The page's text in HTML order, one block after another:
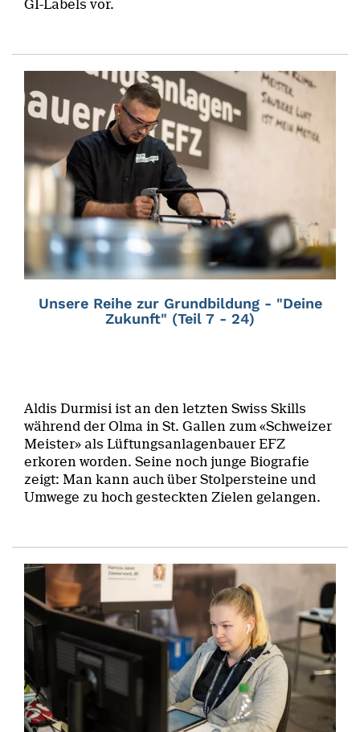
GI-Labels vor.
Unsere Reihe zur Grundbildung - "Deine
Zukunft" (Teil 7 - 24)
Aldis Durmisi ist an den letzten Swiss Skills
während der Olma in St. Gallen zum «Schweizer
Meister» als Lüftungsanlagenbauer EFZ
erkoren worden. Seine noch junge Biografie
zeigt: Man kann auch über Stolpersteine und
Umwege zu hoch gesteckten Zielen gelangen.